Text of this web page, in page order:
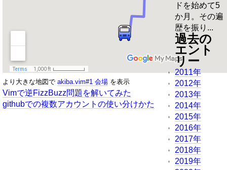
より大きな地図でakiba.vim#1 会場 を表示
Vimで逆FizzBuzz問題を解いてみた
githubでの複数アカウントの使い分けかた
ドを始めて5
か月。その遍
歴を振り...
過去の
エント
リー
2011年
2012年
2013年
2014年
2015年
2016年
2017年
2018年
2019年